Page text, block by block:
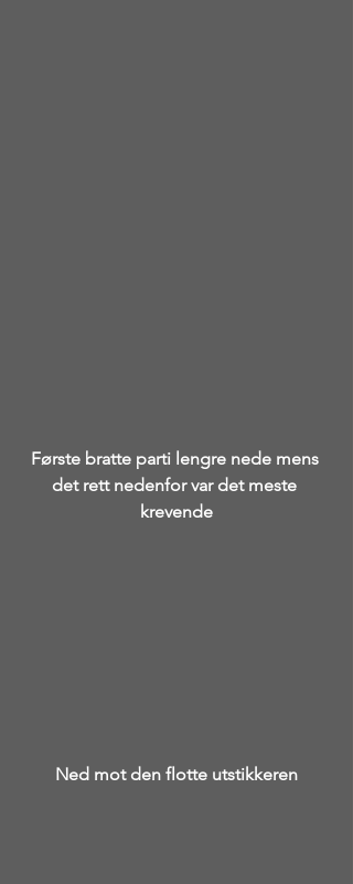
Første bratte parti lengre nede mens
det rett nedenfor var det meste
krevende
Ned mot den flotte utstikkeren